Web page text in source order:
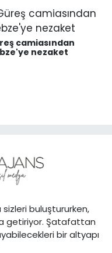
camiasından
nezaket
buluştururken,
getiriyor. Şatafattan
bir altyapı